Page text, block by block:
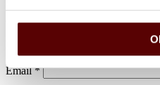
Il tuo indirizzo email non sarà
contrassegnati*
Email*